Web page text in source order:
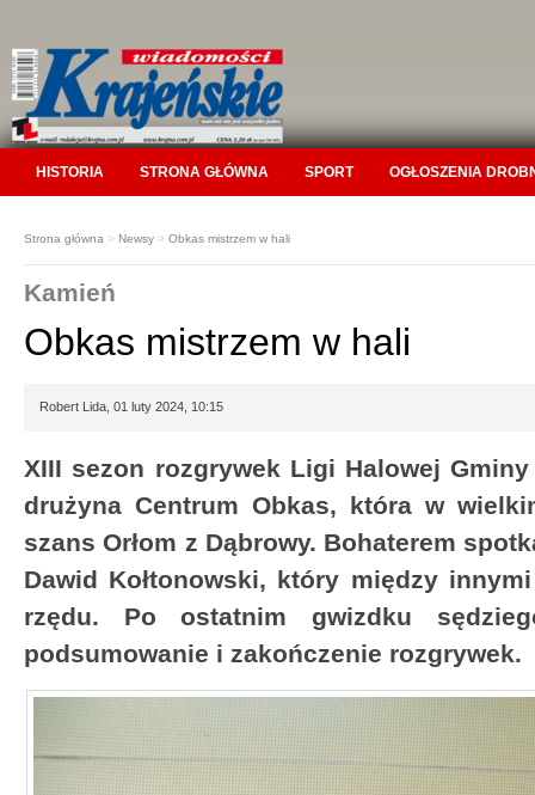
HISTORIA STRONA GŁÓWNA SPORT OGŁOSZENIA
Strona główna > Newsy > Obkas mistrzem w hali
Kamień
Obkas mistrzem w hali
Robert Lida, 01 luty 2024, 10:15
XIII sezon rozgrywek Ligi Halowej
drużyna Centrum Obkas, która w
szans Orłom z Dąbrowy. Bohaterem
Dawid Kołtonowski, który między
rzędu. Po ostatnim gwizdku
podsumowanie i zakończenie rozgrywek.